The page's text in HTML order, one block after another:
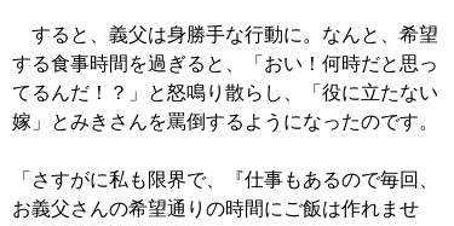
すると、義父は身勝手な行動に。なんと、希望
する食事時間を過ぎると、「おい！何時だと思っ
てるんだ！？」と怒鳴り散らし、「役に立たない
嫁」とみきさんを罵倒するようになったのです。
「さすがに私も限界で、『仕事もあるので毎回、
お義父さんの希望通りの時間にご飯は作れませ